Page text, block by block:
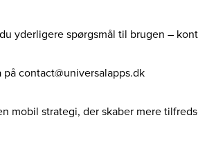
yderligere spørgsmål til brugen –
contact@universalapps.dk
strategi, der skaber mere